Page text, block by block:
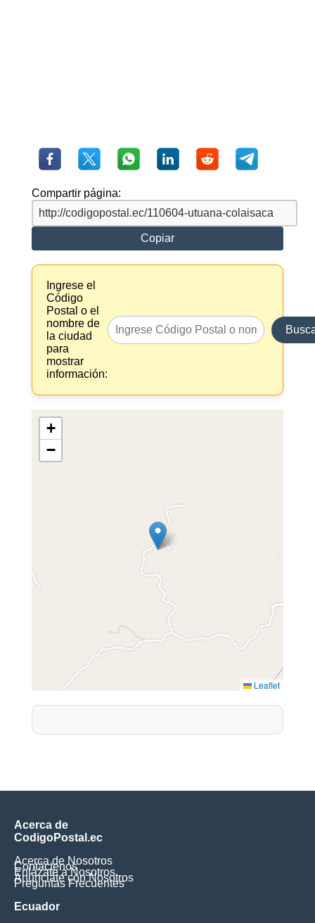
Compartir página:
Copiar
Ingrese el
Código
Postal o el
nombre de
la ciudad
para
mostrar
información:
+
−
Leaflet
Acerca de
CodigoPostal.ec
Acerca de Nosotros
Contáctenos
Enlázate a Nosotros
Anúnciate con Nosotros
Preguntas Frecuentes
Ecuador